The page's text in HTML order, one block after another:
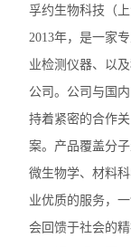
混匀仪热盖
赛默飞
赛默飞ST8R冷
赛默飞Pico21
赛默飞Pico17
孚约生物科技（
2013年，是一家
业检测仪器、以
公司。公司与国
持着紧密的合作
案。产品覆盖分
微生物学、材料
业优质的服务，
会回馈于社会的